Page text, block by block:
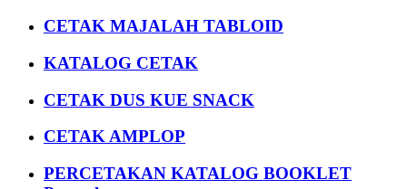
CETAK MAJALAH TABLOID
KATALOG CETAK
CETAK DUS KUE SNACK
CETAK AMPLOP
PERCETAKAN KATALOG BOOKLET